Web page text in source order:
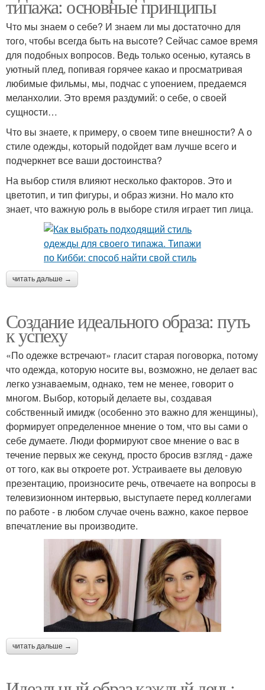
типажа: основные принципы
Что мы знаем о себе? И знаем ли мы достаточно для
того, чтобы всегда быть на высоте? Сейчас самое время
для подобных вопросов. Ведь только осенью, кутаясь в
уютный плед, попивая горячее какао и просматривая
любимые фильмы, мы, подчас с упоением, предаемся
меланхолии. Это время раздумий: о себе, о своей
сущности…
Что вы знаете, к примеру, о своем типе внешности? А о
стиле одежды, который подойдет вам лучше всего и
подчеркнет все ваши достоинства?
На выбор стиля влияют несколько факторов. Это и
цветотип, и тип фигуры, и образ жизни. Но мало кто
знает, что важную роль в выборе стиля играет тип лица.
читать дальше →
Создание идеального образа: путь
к успеху
«По одежке встречают» гласит старая поговорка, потому
что одежда, которую носите вы, возможно, не делает вас
легко узнаваемым, однако, тем не менее, говорит о
многом. Выбор, который делаете вы, создавая
собственный имидж (особенно это важно для женщины),
формирует определенное мнение о том, что вы сами о
себе думаете. Люди формируют свое мнение о вас в
течение первых же секунд, просто бросив взгляд - даже
от того, как вы откроете рот. Устраиваете вы деловую
презентацию, произносите речь, отвечаете на вопросы в
телевизионном интервью, выступаете перед коллегами
по работе - в любом случае очень важно, какое первое
впечатление вы производите.
читать дальше →